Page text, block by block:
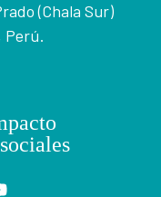
(Chala Sur)
Perú.